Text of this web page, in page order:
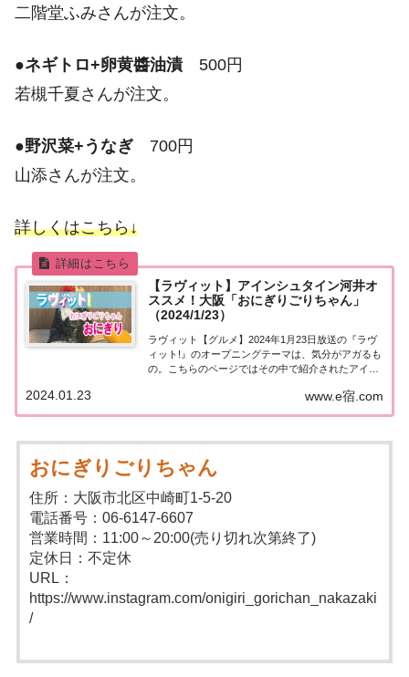
二階堂ふみさんが注文。
●ネギトロ+卵黄醬油漬500円
若槻千夏さんが注文。
●野沢菜+うなぎ 700円
山添さんが注文。
詳しくはこちら↓
【ラヴィット】アインシュタイン河井オ
ススメ！大阪「おにぎりごりちゃん」
（2024/1/23）
ラヴィット【グルメ】2024年1月23日放送の『ラヴ
ィット!』のオープニングテーマは、気分がアガるも
の。こちらのページではその中で紹介されたアイン
にぎりごりちゃん」についてまとめました。詳しく
はこちら！アインシュタイン河井オススメ「お...
www.e宿.com
2024.01.23
おにぎりごりちゃん
住所：大阪市北区中崎町1-5-20
電話番号：06-6147-6607
営業時間：11:00～20:00(売り切れ次第終了)
定休日：不定休
URL：
https://www.instagram.com/onigiri_gorichan_nakazaki
/